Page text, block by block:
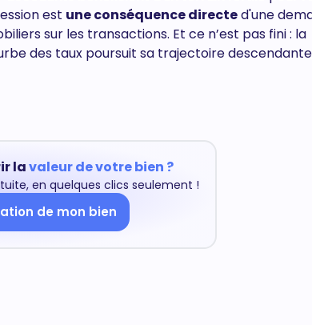
est une conséquence directed'une
sur les transactions. Et ce n’est pas fini : la
des taux poursuit sa trajectoire
lavaleur de votre bien ?
en quelques clics seulement !
de mon bien